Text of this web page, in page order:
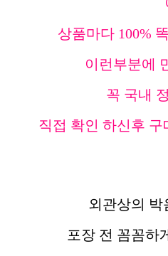
상품마다 100%
이런부분에
꼭 국내
직접 확인 하신후
외관상의 박
포장 전 꼼꼼하